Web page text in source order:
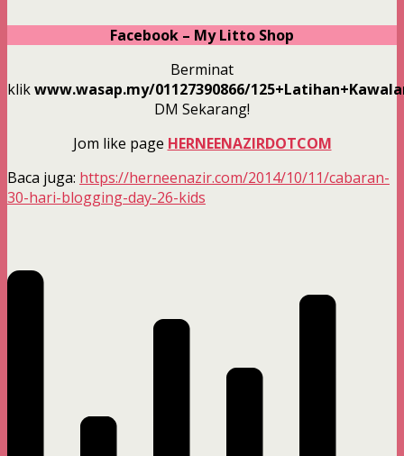
Facebook – My Litto Shop
Berminat
klikwww.wasap.my/01127390866/
DM Sekarang!
Jom like page HERNEENAZIRDOTCOM
Baca juga: https://herneenazir.com/2014/10/11/cabaran-
30-hari-blogging-day-26-kids